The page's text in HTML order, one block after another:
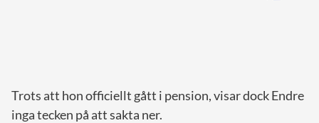
Trots att hon officiellt gått i pension, visar dock Endre
inga tecken på att sakta ner.